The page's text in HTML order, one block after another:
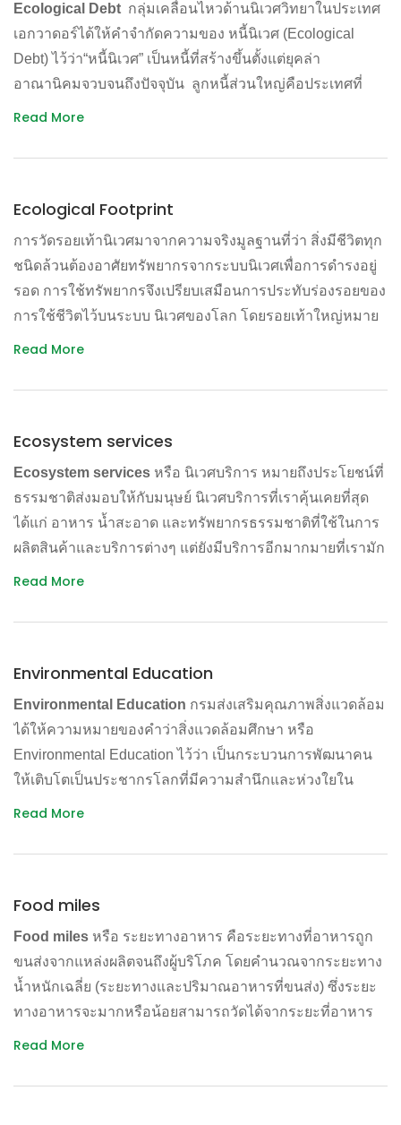
หลักการสำคัญของประสิทธิภาพเชิงนิเวศเศรษฐกิจ คือ
การลดการใช้วัตถุดิบตั้งต้นในการผลิตไม่ว่าจะเป็นพลังงาน น้ำ
ที่ดิน ส่งเสริมการใช้ซ้ำ (Reuse) และการนำมาใช้ใหม่
(Recycle) ของผลิตภัณฑ์
การลดการปล่อยของเสียได้แก่น้ำทิ้ง ขยะ สารพิษต่างๆ ออกสู่สิ่ง
การเพิ่มคุณภาพผลิตภัณฑ์ สินค้า และบริการ โดยส่งผลกระทบ
ทั้งนี้ สูตรในการคำนวณค่าประสิทธิภาพเชิงนิเวศเศรษฐกิจ
คือ
Eco-efficiency = Value of product or service /
Environmental impact of a product or service
สำหรับ การเพิ่มประสิทธิภาพเชิงนิเวศเศรษฐกิจนั้น สามารถ
นำเครื่องมือทางสิ่งแวดล้อมมาประยุกต์ใช้ได้หลากหลายวิธี
เศรษฐกิจ (Economic & Ecological Design หรือ Eco-
Design)
อย่างไรก็ดี มีผู้วิพากษ์วิจารณ์ว่าวิธีการนี้เป็นเพียงการทำ
ธุรกิจที่มีประสิทธิภาพมาก ขึ้นเท่านั้น แต่ไม่ได้กล่าวถึงเรื่อง
การลดการบริโภค ยกตัวอย่างเช่น การใช้โทรศัพท์มือถือ ซึ่ง
ถือว่าเป็นการใช้ทรัพยากรอย่างคุ้มค่ามากกว่าการใช้
กว่าเดิมด้วย
Ecological Debt กลุ่มเคลื่อนไหวด้านนิเวศวิทยาในประเทศ
เอกวาดอร์ได้ให้คำจำกัดความของ หนี้นิเวศ (Ecological
Debt) ไว้ว่า“หนี้นิเวศ” เป็นหนี้ที่สร้างขึ้นตั้งแต่ยุคล่า
อาณานิคมจวบจนถึงปัจจุบัน ลูกหนี้ส่วนใหญ่คือประเทศที่
ร่ำรวยและบรรษัทข้ามชาติยักษ์ใหญ่ แต่เจ้าหนี้กลับเป็น
มากมายหลายรูปแบบ เช่น
ไม้ และประมง อย่างไร้ความรับผิดชอบและเกินพอดีจน
คุกคามชีวิตและความอยู่รอดของเจ้าของ พื้นที่
– การค้าที่ไม่เป็นธรรมทางระบบนิเวศ เนื่องจากสินค้าที่ผลิต
โดยการตักตวงจากทรัพยากรธรรมชาติ ถูกบรรษัทข้ามชาติ
ส่งออกจากพื้นที่ไปทั้งๆ ที่ไม่ได้รวมค่าเสียหายทางสิ่งแวดล้อม
และสังคมที่เกิดขึ้นระหว่างกระบวนการ ผลิต
พัฒนาเทคโนโลยีชีวภาพและอุตสาหกรรมเกษตรสมัยใหม่ แต่
สิทธิทรัพย์สิน ทางปัญญาของตัวเอง
– การจับจองทั้งที่ดินและแหล่งน้ำซึ่งอุดมสมบูรณ์ ที่สุดในการ
เพาะปลูกพืชเศรษฐกิจเพื่อส่งออก ทำให้ที่ดินเหล่านั้น
– ประเทศอุตสาหกรรมปล่อยมลพิษและก๊าซเรือนกระจก
ภาวะโลกร้อนอย่างในปัจจุบัน และยังฉกชิงศักยภาพในการดูด
ซับคาร์บอนของมหาสมุทรและป่าไม้ไปใช้อย่างไม่ เป็นธรรม
– อาวุธเคมี อาวุธนิวเคลียร์ สารอันตราย และสารพิษตกค้าง
ถูกผลิตขึ้นโดยทิ้งภาระหลังการผลิตไว้ให้ประเทศโลกที่สาม
โลกเป็นจริง ประชากรกว่า 6,800 ล้านคน ก็น่าจะเข้าถึงและ
กลับใช้ทรัพยากรธรรมชาติถึงร้อยละ 80 ของปริมาณที่ทุกคน
บนโลกใช้
สุดท้าย คนเพียงกลุ่มเดียวนั้น ไม่เพียงแต่ใช้ทรัพยากรเกิน
ร่วมโลกโดยไม่ได้ถามความสมัครใจ จนเกิดเป็น “หนี้นิเวศ”
Read More
Ecological Footprint
การวัดรอยเท้านิเวศมาจากความจริงมูลฐานที่ว่า สิ่งมีชีวิตทุก
ชนิดล้วนต้องอาศัยทรัพยากรจากระบบนิเวศเพื่อการดำรงอยู่
รอด การใช้ทรัพยากรจึงเปรียบเสมือนการประทับร่องรอยของ
การใช้ชีวิตไว้บนระบบ นิเวศของโลก โดยรอยเท้าใหญ่หมาย
ถึงการบริโภคทรัพยากรที่มากกว่ารอยเท้าเล็ก
เท่าเทียมอยู่ที่ 1.8 เฮกตาร์ต่อคน หากแต่ทุกวันนี้ชนบทของจีน
มีรอยเท้านิเวศเฉลี่ย 1.6 เฮกตาร์ต่อคน แต่ที่นครเซี่ยงไฮ้มีรอย
เท้านิเวศใหญ่ถึง 7.0 เฮกตาร์ต่อคน ส่วนคนอเมริกันยิ่งแล้ว
ใหญ่ เพราะมีรอยเท้านิเวศใหญ่ 9.3 เฮกตาร์ต่อคน ซึ่งนั่น
หมายถึงว่าหากการพัฒนายังคงเดินหน้าไปในแนวทางเดิมนี้
ต่อไป โลกก็จะประสบหายนะเพราะวิกฤตมลพิษและทรัพยากร
Read More
Ecosystem services
Ecosystem services หรือ นิเวศบริการ หมายถึงประโยชน์ที่
ธรรมชาติส่งมอบให้กับมนุษย์ นิเวศบริการที่เราคุ้นเคยที่สุด
ได้แก่ อาหาร น้ำสะอาด และทรัพยากรธรรมชาติที่ใช้ในการ
ผลิตสินค้าและบริการต่างๆ แต่ยังมีบริการอีกมากมายที่เรามัก
ไม่ค่อยนึกถึง เช่น การดูดซับคาร์บอนและบรรเทาภาวะสภาพ
สะอาดของพื้นที่ชุ่มน้ำ ฯลฯ ดังนั้น ถ้าเรามองระบบนิเวศใน
“สินทรัพย์” ที่การพัฒนาต้องพึ่งพา และดังนั้นการดูแลสิ่ง
แวดล้อมก็จะเป็น “การลงทุน” ที่จำเป็น เลิกคิดว่าการอนุรักษ์
สิ่งแวดล้อมเป็น “ค่าใช้จ่าย” ที่ไม่ได้อะไรกลับคืน
Read More
Environmental Education
Environmental Education กรมส่งเสริมคุณภาพสิ่งแวดล้อม
ได้ให้ความหมายของคำว่าสิ่งแวดล้อมศึกษา หรือ
Environmental Education ไว้ว่า เป็นกระบวนการพัฒนาคน
ให้เติบโตเป็นประชากรโลกที่มีความสำนึกและห่วงใยใน
ปัญหาสิ่งแวดล้อม รวมทั้งปัญหาอื่นที่เกี่ยวข้อง มีความรู้
ดำเนินการแก้ไขปัญหาที่เผชิญอยู่ และป้องกันปัญหาใหม่ ทั้ง
เป็นเครื่องมือสำคัญในการดำรงชีวิตทั่วไป เป็นองค์ความรู้พื้น
ฐานในการประกอบอาชีพในทุกสาขา และเป็นความรู้เพื่อการ
อยู่ร่วมกันในชุมชน สังคม ประเทศ และโลก
ดังนั้นสิ่งแวดล้อมศึกษาจึงไม่ใช่การศึกษาเกี่ยวกับสิ่งแวดล้อม
และก็ไม่ใช่การเรียนการสอนในชั้นเรียน หากแต่เป็นเครื่องมือ
สำคัญในการแก้ไขปัญหาและสร้างการพัฒนาที่ยั่งยืน
Read More
Food miles
Food miles หรือ ระยะทางอาหาร คือระยะทางที่อาหารถูก
ขนส่งจากแหล่งผลิตจนถึงผู้บริโภค โดยคำนวณจากระยะทาง
น้ำหนักเฉลี่ย (ระยะทางและปริมาณอาหารที่ขนส่ง) ซึ่งระยะ
ทางอาหารจะมากหรือน้อยสามารถวัดได้จากระยะที่อาหาร
เดินทางจากแหล่ง ผลิตถึงผู้บริโภคขั้นสุดท้าย หรือวัดจาก
ถึงสามารถวัดได้จากผลกระทบต่อสิ่งแวดล้อมอื่นๆ ที่เกิดจาก
Read More